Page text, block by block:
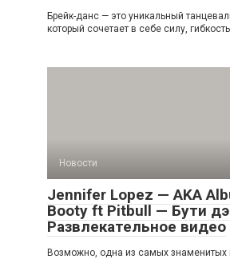
Брейк-данс — это уникальный
который сочетает в себе силу,
Новости
Jennifer Lopez — AKA
Booty ft Pitbull — Бути
Развлекательное видео
Возможно, одна из самых знаменитых